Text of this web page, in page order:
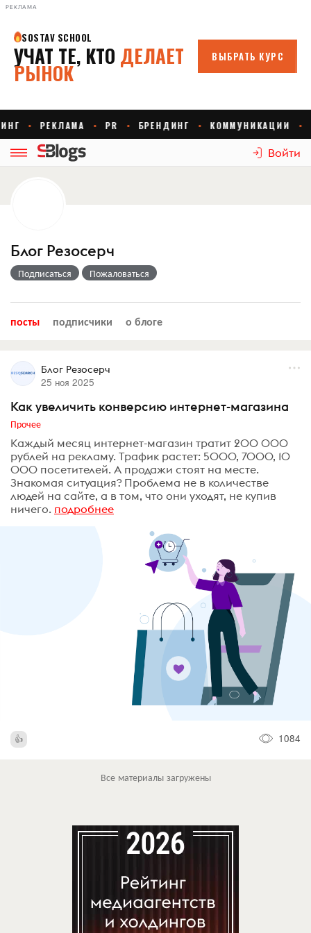
РЕКЛАМА
Войти
Блог Резосерч
Подписаться Пожаловаться
посты подписчики о блоге
Блог Резосерч
25 ноя 2025
Как увеличить конверсию интернет-магазина
Прочее
Каждый месяц интернет-магазин тратит 200 000
рублей на рекламу. Трафик растет: 5000, 7000, 10
000 посетителей. А продажи стоят на месте.
Знакомая ситуация? Проблема не в количестве
людей на сайте, а в том, что они уходят, не купив
ничего. подробнее
1084
Все материалы загружены